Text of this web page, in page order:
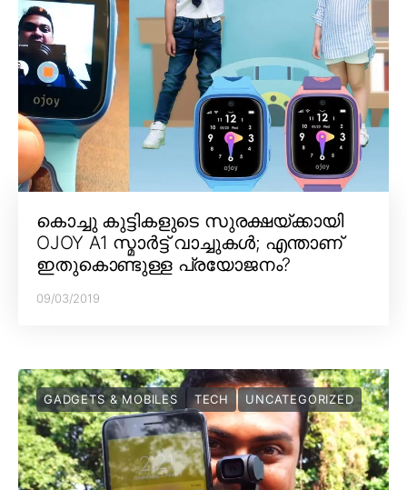
കൊച്ചു കുട്ടികളുടെ സുരക്ഷയ്ക്കായി
OJOY A1 സ്മാർട്ട് വാച്ചുകൾ; എന്താണ്
ഇതുകൊണ്ടുള്ള പ്രയോജനം?
09/03/2019
GADGETS & MOBILES TECH UNCATEGORIZED